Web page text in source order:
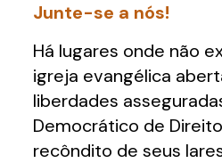
Junte-se a nós!
Há lugares onde não
igreja evangélica
liberdades
Democrático de
recôndito de seus